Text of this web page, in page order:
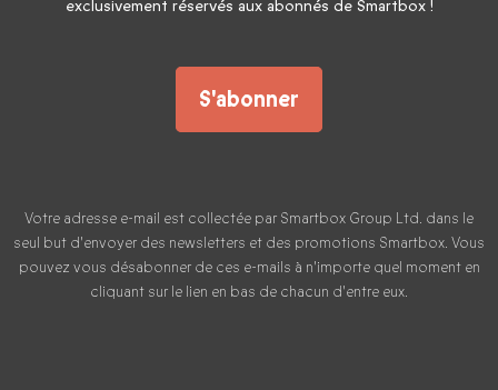
exclusivement réservés aux abonnés de Smartbox !
S'abonner
Votre adresse e-mail est collectée par Smartbox Group Ltd. dans le
seul but d'envoyer des newsletters et des promotions Smartbox. Vous
pouvez vous désabonner de ces e-mails à n'importe quel moment en
cliquant sur le lien en bas de chacun d'entre eux.